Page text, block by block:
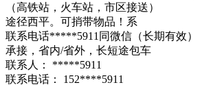
（高铁站，火车站，市区接送）
途径西平。可捎带物品！系
联系电话*****5911同微信（长期有效）
承接，省内/省外，长短途包车
联系人：
*****5911
联系电话：
152****5911